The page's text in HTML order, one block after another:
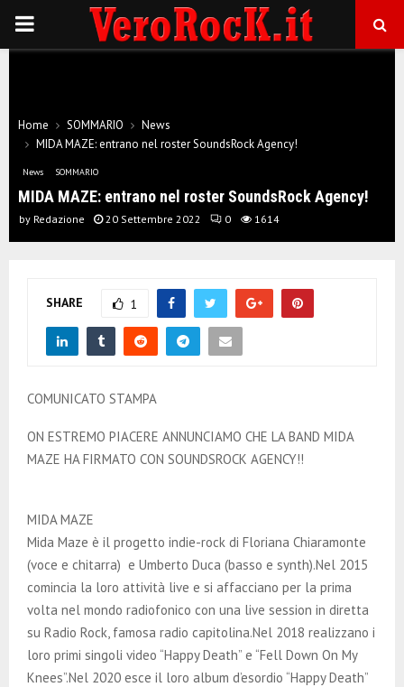
P
I
M
A
N
U
Home SOMMARIO
News
MIDA MAZE: entrano nel roster SoundsRock Agency!
News SOMMARIO
MIDA MAZE: entrano nel roster SoundsRock Agency!
by Redazione 20 Settembre 2022 0 1614
SHARE 1
COMUNICATO STAMPA
ON ESTREMO PIACERE ANNUNCIAMO CHE LA BAND MIDA
MAZE HA FIRMATO CON SOUNDSROCK AGENCY!!
MIDA MAZE
Mida Maze è il progetto indie-rock di Floriana Chiaramonte
(voce e chitarra) e Umberto Duca (basso e synth).Nel 2015
comincia la loro attività live e si affacciano per la prima
volta nel mondo radiofonico con una live session in diretta
su Radio Rock, famosa radio capitolina.Nel 2018 realizzano i
loro primi singoli video “Happy Death” e “Fell Down On My
Knees”.Nel 2020 esce il loro album d’esordio “Happy Death”